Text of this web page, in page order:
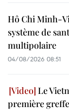
Hô Chi Minh-
système de
multipolaire
04/08/2026 08:51
Le
première